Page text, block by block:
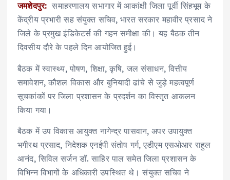
जमशेदपुर: समाहरणालय सभागार में आकांक्षी जिला पूर्वी सिंहभूम के
केंद्रीय प्रभारी सह संयुक्त सचिव, भारत सरकार महावीर प्रसाद ने
जिले के प्रमुख इंडिकेटर्स की गहन समीक्षा की। यह बैठक तीन
दिवसीय दौरे के पहले दिन आयोजित हुई।
बैठक में स्वास्थ्य, पोषण, शिक्षा, कृषि, जल संसाधन, वित्तीय
समावेशन, कौशल विकास और बुनियादी ढांचे से जुड़े महत्वपूर्ण
सूचकांकों पर जिला प्रशासन के प्रदर्शन का विस्तृत आकलन
किया गया।
बैठक में उप विकास आयुक्त नागेन्द्र पासवान, अपर उपायुक्त
भगीरथ प्रसाद, निदेशक एनईपी संतोष गर्ग, एडीएम एसओआर राहुल
आनंद, सिविल सर्जन डॉ. साहिर पाल समेत जिला प्रशासन के
विभिन्न विभागों के अधिकारी उपस्थित थे। संयुक्त सचिव ने